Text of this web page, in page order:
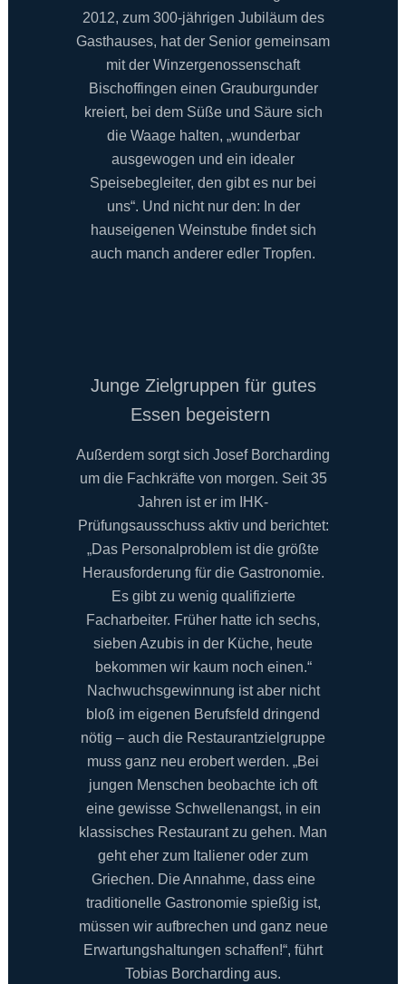
2012, zum 300-jährigen Jubiläum des
Gasthauses, hat der Senior gemeinsam
mit der Winzergenossenschaft
Bischoffingen einen Grauburgunder
kreiert, bei dem Süße und Säure sich
die Waage halten, „wunderbar
ausgewogen und ein idealer
Speisebegleiter, den gibt es nur bei
uns“. Und nicht nur den: In der
hauseigenen Weinstube findet sich
auch manch anderer edler Tropfen.
Junge Zielgruppen für gutes
Essen begeistern
Außerdem sorgt sich Josef Borcharding
um die Fachkräfte von morgen. Seit 35
Jahren ist er im IHK-
Prüfungsausschuss aktiv und berichtet:
„Das Personalproblem ist die größte
Herausforderung für die Gastronomie.
Es gibt zu wenig qualifizierte
Facharbeiter. Früher hatte ich sechs,
sieben Azubis in der Küche, heute
bekommen wir kaum noch einen.“
Nachwuchsgewinnung ist aber nicht
bloß im eigenen Berufsfeld dringend
nötig – auch die Restaurantzielgruppe
muss ganz neu erobert werden. „Bei
jungen Menschen beobachte ich oft
eine gewisse Schwellenangst, in ein
klassisches Restaurant zu gehen. Man
geht eher zum Italiener oder zum
Griechen. Die Annahme, dass eine
traditionelle Gastronomie spießig ist,
müssen wir aufbrechen und ganz neue
Erwartungshaltungen schaffen!“, führt
Tobias Borcharding aus.